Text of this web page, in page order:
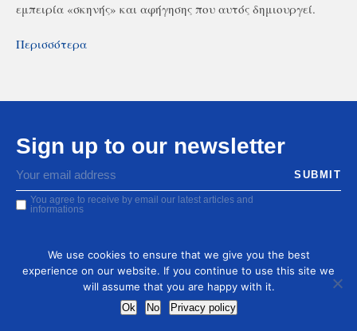
εμπειρία «σκηνής» και αφήγησης που αυτός δημιουργεί.
Περισσότερα
Sign up to our newsletter
You agree to receive by email our latest articles and
informations
We use cookies to ensure that we give you the best
experience on our website. If you continue to use this site we
will assume that you are happy with it.
Ok No Privacy policy